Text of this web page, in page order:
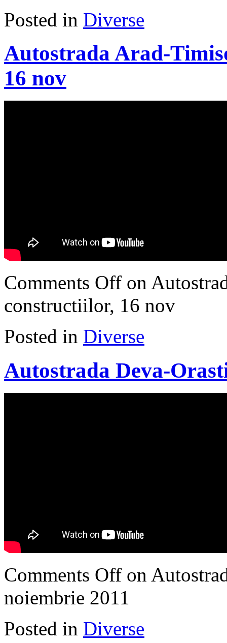
Posted in Diverse
Autostrada Arad-
16 nov
Comments Off on
constructiilor, 16 nov
Posted in Diverse
Autostrada Deva-
Comments Off on
noiembrie 2011
Posted in Diverse